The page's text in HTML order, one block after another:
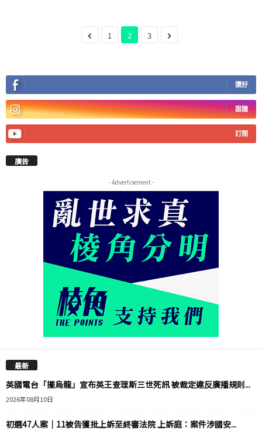
1 2 3
讚好
跟隨
訂閱
廣告
- Advertisement -
最新
英國電台「擺烏龍」宣布英王查理斯三世死訊 被裁定違反廣播規則...
2026年08月10日
初選47人案｜11被告獲批上訴至終審法院 上訴庭：案件涉國安...